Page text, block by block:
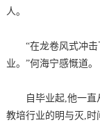
人。
“在龙卷风式冲
业。”何海宁感慨道。
自毕业起,他一
教培行业的明与灭,